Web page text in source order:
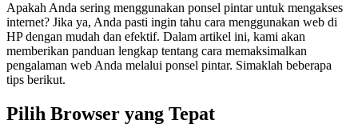
Apakah Anda sering menggunakan ponsel pintar untuk mengakses
internet? Jika ya, Anda pasti ingin tahu cara menggunakan web di
HP dengan mudah dan efektif. Dalam artikel ini, kami akan
memberikan panduan lengkap tentang cara memaksimalkan
pengalaman web Anda melalui ponsel pintar. Simaklah beberapa
tips berikut.
Pilih Browser yang Tepat